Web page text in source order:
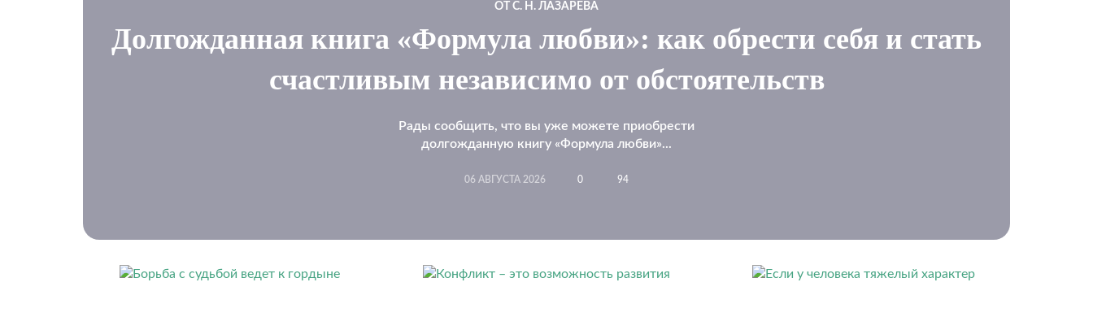
ОТ С. Н. ЛАЗАРЕВА
Долгожданная книга «Формула любви»: как обрести себя и стать
счастливым независимо от обстоятельств
Рады сообщить, что вы уже можете приобрести
долгожданную книгу «Формула любви»...
06 АВГУСТА 2026 0 94